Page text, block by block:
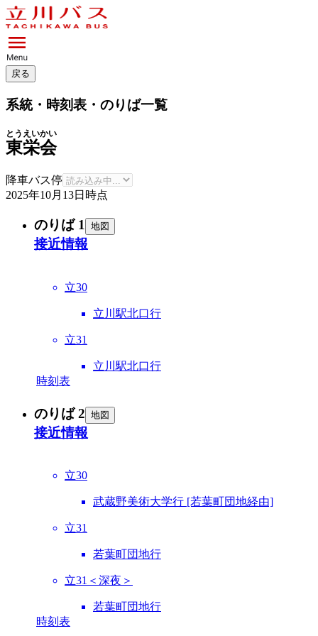
戻る
系統・時刻表・のりば一覧
東栄会
とうえいかい
降車バス停
2025年10月13日 時点
のりば 1 地図
接近情報
立30
立川駅北口行
立31
立川駅北口行
時刻表
のりば 2 地図
接近情報
立30
武蔵野美術大学行 [若葉町団地経由]
立31
若葉町団地行
立31＜深夜＞
若葉町団地行
時刻表